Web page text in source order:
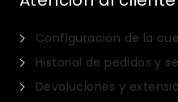
Configuración de la
Historial de pedidos y
Devoluciones y